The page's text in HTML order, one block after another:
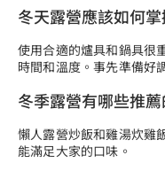
冬天露營應該如何
使用合適的爐具和鍋具很
時間和溫度。事先準備好
冬季露營有哪些推
懶人露營炒飯和雞湯炊雞
能滿足大家的口味。